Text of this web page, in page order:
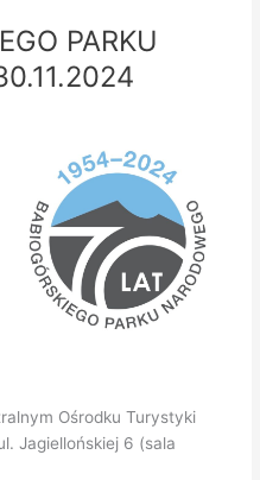
PARKU
Ośrodku Turystyki
Jagiellońskiej 6 (sala